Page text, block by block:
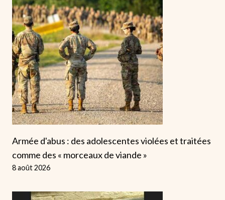
Armée d'abus : des adolescentes violées et traitées
comme des « morceaux de viande »
8 août 2026